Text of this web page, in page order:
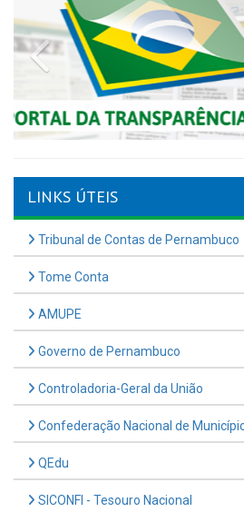
Previous
LINKS ÚTEIS
Tribunal de Contas de Pernambuco
Tome Conta
AMUPE
Governo de Pernambuco
Controladoria-Geral da União
Confederação Nacional de
QEdu
SICONFI - Tesouro Nacional